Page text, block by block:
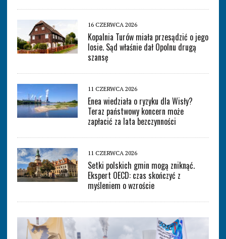
16 CZERWCA 2026
Kopalnia Turów miała przesądzić o jego
losie. Sąd właśnie dał Opolnu drugą
szansę
11 CZERWCA 2026
Enea wiedziała o ryzyku dla Wisły?
Teraz państwowy koncern może
zapłacić za lata bezczynności
11 CZERWCA 2026
Setki polskich gmin mogą zniknąć.
Ekspert OECD: czas skończyć z
myśleniem o wzroście